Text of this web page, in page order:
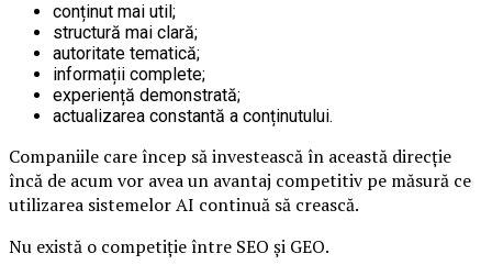
conținut mai util;
structură mai clară;
autoritate tematică;
informații complete;
experiență demonstrată;
actualizarea constantă a conținutului.
Companiile care încep să investească în această direcție
încă de acum vor avea un avantaj competitiv pe măsură ce
utilizarea sistemelor AI continuă să crească.
Nu există o competiție între SEO și GEO.